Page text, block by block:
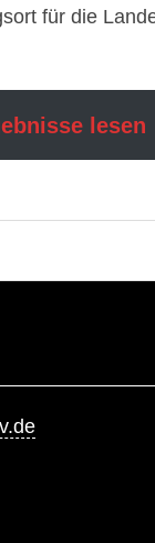
für die
lesen